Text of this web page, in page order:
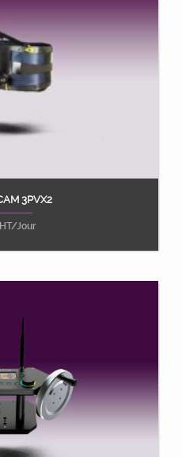
au panier
3PVX2
HT/Jour